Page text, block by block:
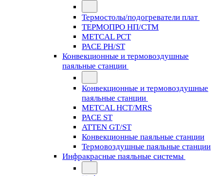
Термостолы/подогреватели плат
ТЕРМОПРО НП/СТМ
METCAL PCT
PACE PH/ST
Конвекционные и термовоздушные
паяльные станции
Конвекционные и термовоздушные
паяльные станции
METCAL HCT/MRS
PACE ST
ATTEN GT/ST
Конвекционные паяльные станции
Термовоздушные паяльные станции
Инфракрасные паяльные системы